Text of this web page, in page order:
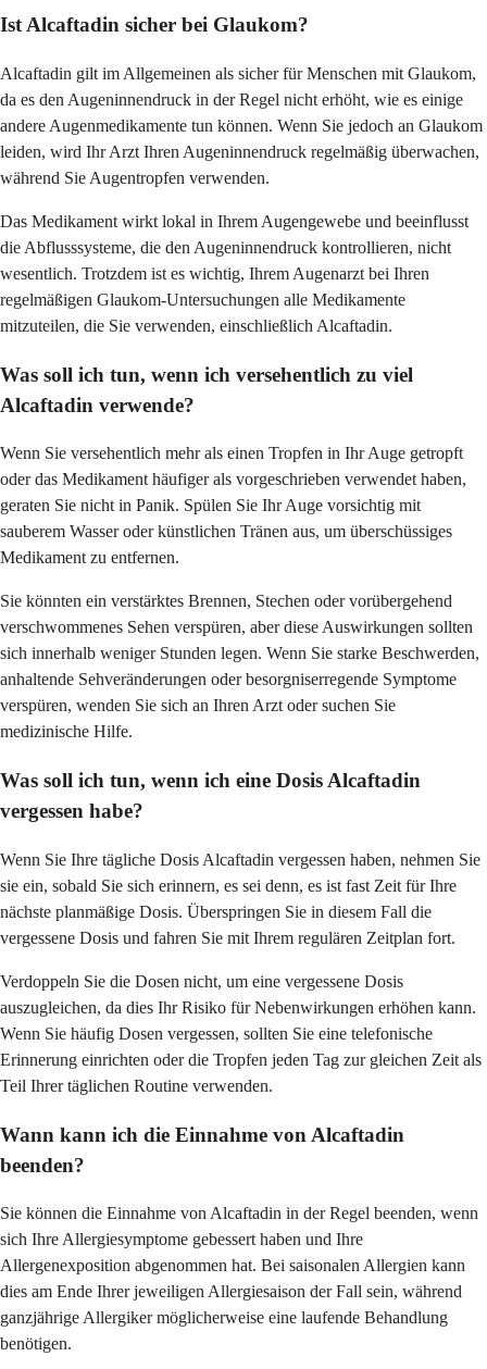
Ist Alcaftadin sicher bei Glaukom?
Alcaftadin gilt im Allgemeinen als sicher für Menschen mit Glaukom,
da es den Augeninnendruck in der Regel nicht erhöht, wie es einige
andere Augenmedikamente tun können. Wenn Sie jedoch an Glaukom
leiden, wird Ihr Arzt Ihren Augeninnendruck regelmäßig überwachen,
während Sie Augentropfen verwenden.
Das Medikament wirkt lokal in Ihrem Augengewebe und beeinflusst
die Abflusssysteme, die den Augeninnendruck kontrollieren, nicht
wesentlich. Trotzdem ist es wichtig, Ihrem Augenarzt bei Ihren
regelmäßigen Glaukom-Untersuchungen alle Medikamente
mitzuteilen, die Sie verwenden, einschließlich Alcaftadin.
Was soll ich tun, wenn ich versehentlich zu viel
Alcaftadin verwende?
Wenn Sie versehentlich mehr als einen Tropfen in Ihr Auge getropft
oder das Medikament häufiger als vorgeschrieben verwendet haben,
geraten Sie nicht in Panik. Spülen Sie Ihr Auge vorsichtig mit
sauberem Wasser oder künstlichen Tränen aus, um überschüssiges
Medikament zu entfernen.
Sie könnten ein verstärktes Brennen, Stechen oder vorübergehend
verschwommenes Sehen verspüren, aber diese Auswirkungen sollten
sich innerhalb weniger Stunden legen. Wenn Sie starke Beschwerden,
anhaltende Sehveränderungen oder besorgniserregende Symptome
verspüren, wenden Sie sich an Ihren Arzt oder suchen Sie
medizinische Hilfe.
Was soll ich tun, wenn ich eine Dosis Alcaftadin
vergessen habe?
Wenn Sie Ihre tägliche Dosis Alcaftadin vergessen haben, nehmen Sie
sie ein, sobald Sie sich erinnern, es sei denn, es ist fast Zeit für Ihre
nächste planmäßige Dosis. Überspringen Sie in diesem Fall die
vergessene Dosis und fahren Sie mit Ihrem regulären Zeitplan fort.
Verdoppeln Sie die Dosen nicht, um eine vergessene Dosis
auszugleichen, da dies Ihr Risiko für Nebenwirkungen erhöhen kann.
Wenn Sie häufig Dosen vergessen, sollten Sie eine telefonische
Erinnerung einrichten oder die Tropfen jeden Tag zur gleichen Zeit als
Teil Ihrer täglichen Routine verwenden.
Wann kann ich die Einnahme von Alcaftadin
beenden?
Sie können die Einnahme von Alcaftadin in der Regel beenden, wenn
sich Ihre Allergiesymptome gebessert haben und Ihre
Allergenexposition abgenommen hat. Bei saisonalen Allergien kann
dies am Ende Ihrer jeweiligen Allergiesaison der Fall sein, während
ganzjährige Allergiker möglicherweise eine laufende Behandlung
benötigen.